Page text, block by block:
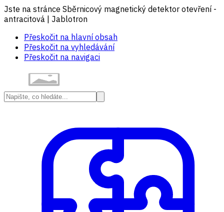
Jste na stránce Sběrnicový magnetický detektor otevření -
antracitová | Jablotron
Přeskočit na hlavní obsah
Přeskočit na vyhledávání
Přeskočit na navigaci